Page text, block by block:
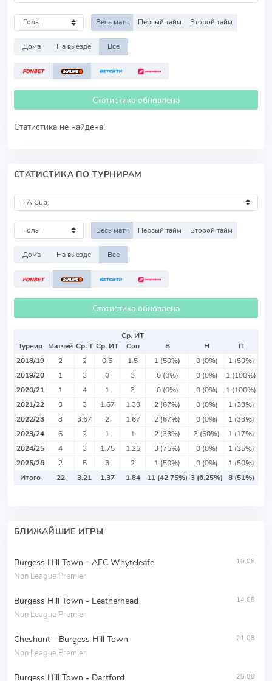
Весь матч Первый тайм Второй тайм
Дома На выезде Все
Статистика обновлена
Статистика не найдена!
СТАТИСТИКА ПО ТУРНИРАМ
Весь матч Первый тайм Второй тайм
Дома На выезде Все
Статистика обновлена
Турнир Матчей Ср. Т Ср. ИТ
Ср. ИТ
Соп
В Н
П
2018/19
2 2 0.5 1.5 1 (50%) 0 (0%)
1 (50%)
2019/20
1 3 0 3 0 (0%) 0 (0%)
1 (100%)
2020/21
1 4 1 3 0 (0%) 0 (0%)
1 (100%)
2021/22
3 3 1.67 1.33 2 (67%) 0 (0%)
1 (33%)
2022/23
3 3.67 2 1.67 2 (67%) 0 (0%)
1 (33%)
2023/24
6 2 1 1 2 (33%) 3 (50%)
1 (17%)
2024/25
4 3 1.75 1.25 3 (75%) 0 (0%)
1 (25%)
2025/26
2 5 3 2 1 (50%) 0 (0%)
1 (50%)
Итого
22 3.21 1.37 1.84 11 (42.75%) 3 (6.25%) 8 (51%)
БЛИЖАЙШИЕ ИГРЫ
Burgess Hill Town - AFC Whyteleafe
Non League Premier
10.08
Burgess Hill Town - Leatherhead
Non League Premier
14.08
Cheshunt - Burgess Hill Town
Non League Premier
21.08
Burgess Hill Town - Dartford 28.08